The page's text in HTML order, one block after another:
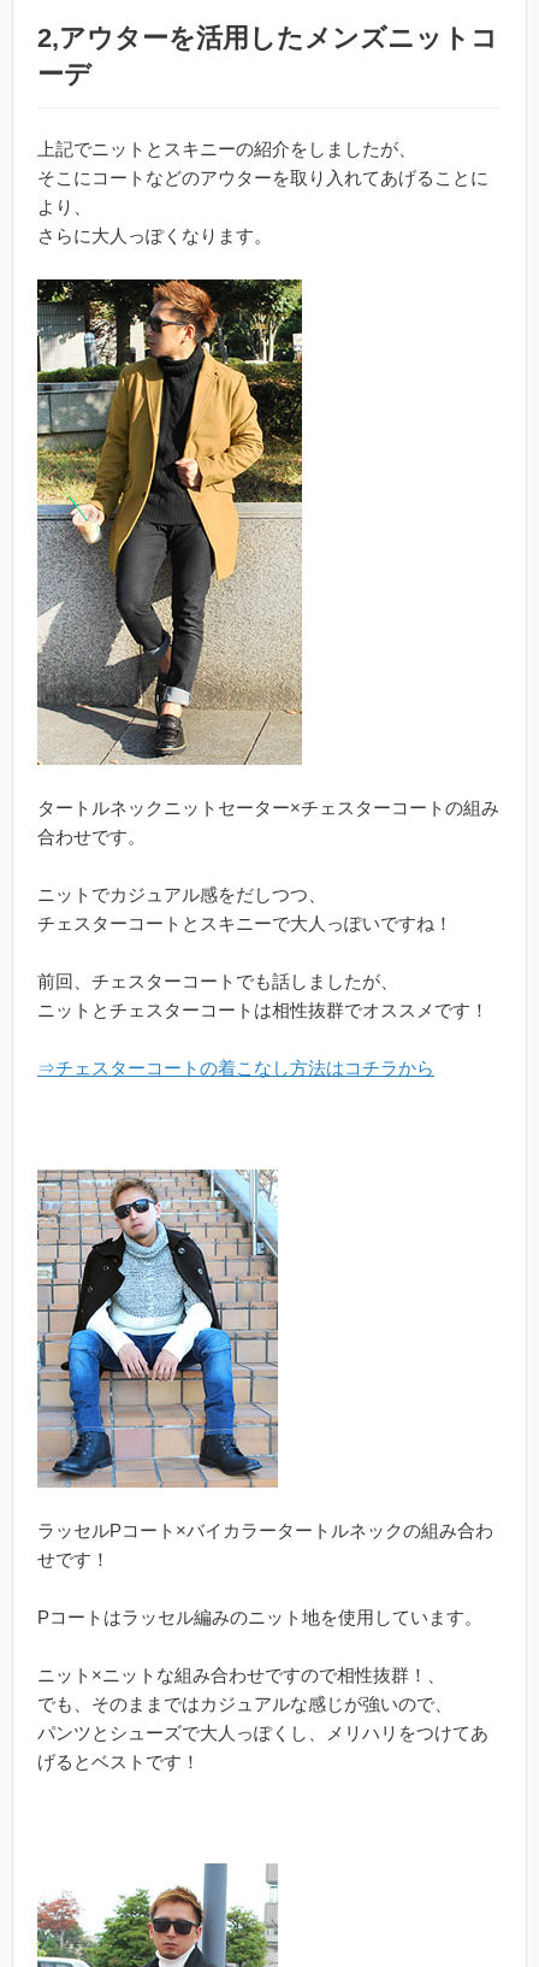
2,アウターを活用したメンズニットコ
ーデ
上記でニットとスキニーの紹介をしましたが、
そこにコートなどのアウターを取り入れてあげることに
より、
さらに大人っぽくなります。
タートルネックニットセーター×チェスターコートの組み
合わせです。
ニットでカジュアル感をだしつつ、
チェスターコートとスキニーで大人っぽいですね！
前回、チェスターコートでも話しましたが、
ニットとチェスターコートは相性抜群でオススメです！
⇒チェスターコートの着こなし方法はコチラから
ラッセルPコート×バイカラータートルネックの組み合わ
せです！
Pコートはラッセル編みのニット地を使用しています。
ニット×ニットな組み合わせですので相性抜群！、
でも、そのままではカジュアルな感じが強いので、
パンツとシューズで大人っぽくし、メリハリをつけてあ
げるとベストです！